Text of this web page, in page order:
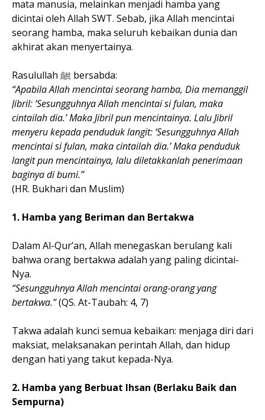
mata manusia, melainkan menjadi hamba yang
dicintai oleh Allah SWT. Sebab, jika Allah mencintai
seorang hamba, maka seluruh kebaikan dunia dan
akhirat akan menyertainya.
Rasulullah ﷺ bersabda:
“Apabila Allah mencintai seorang hamba, Dia memanggil
Jibril: ‘Sesungguhnya Allah mencintai si fulan, maka
cintailah dia.’ Maka Jibril pun mencintainya. Lalu Jibril
menyeru kepada penduduk langit: ‘Sesungguhnya Allah
mencintai si fulan, maka cintailah dia.’ Maka penduduk
langit pun mencintainya, lalu diletakkanlah penerimaan
baginya di bumi.”
(HR. Bukhari dan Muslim)
1. Hamba yang Beriman dan Bertakwa
Dalam Al-Qur’an, Allah menegaskan berulang kali
bahwa orang bertakwa adalah yang paling dicintai-
Nya.
“Sesungguhnya Allah mencintai orang-orang yang
bertakwa.”(QS. At-Taubah: 4, 7)
Takwa adalah kunci semua kebaikan: menjaga diri dari
maksiat, melaksanakan perintah Allah, dan hidup
dengan hati yang takut kepada-Nya.
2. Hamba yang Berbuat Ihsan (Berlaku Baik dan
Sempurna)